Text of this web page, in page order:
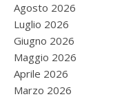
Agosto 2026
Luglio 2026
Giugno 2026
Maggio 2026
Aprile 2026
Marzo 2026